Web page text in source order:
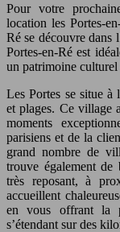
Pour votre
location les Portes-
Ré se découvre dans
Portes-en-Ré est
un patrimoine
Les Portes se situe à
et plages. Ce village
moments
parisiens et de la
grand nombre de
trouve également de
très reposant, à
accueillent
en vous offrant la
s’étendant sur des